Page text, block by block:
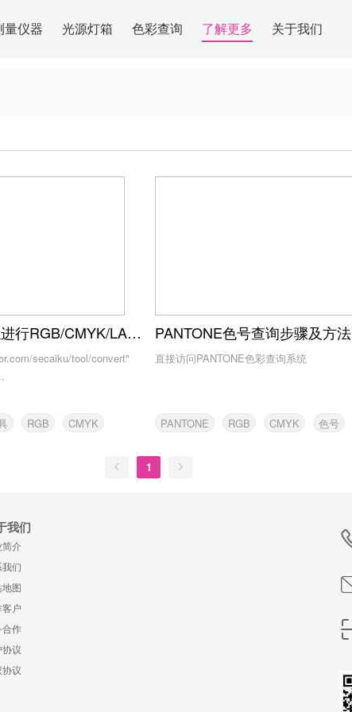
量仪器 光源灯箱 色彩查询 了解更多 关于我们
色彩工具箱可以进行RGB/CMYK/LAB等色值相互转换吗？
secaiku/tool/convert"
RGB CMYK
PANTONE色号查询步骤及方法
直接访问PANTONE色彩查询系统
PANTONE RGB CMYK 色号
1
我们
简介
们
地图
户
合作
协议
协议